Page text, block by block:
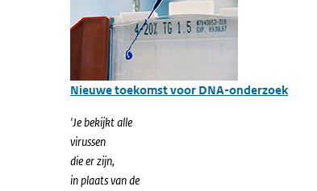
Nieuwe toekomst voor DNA-onderzoek
'Je bekijkt alle
virussen
die er zijn,
in plaats van de